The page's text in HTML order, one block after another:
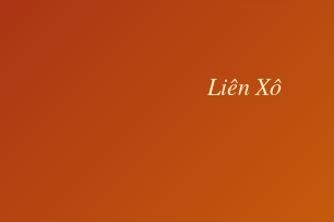
Liên Xô